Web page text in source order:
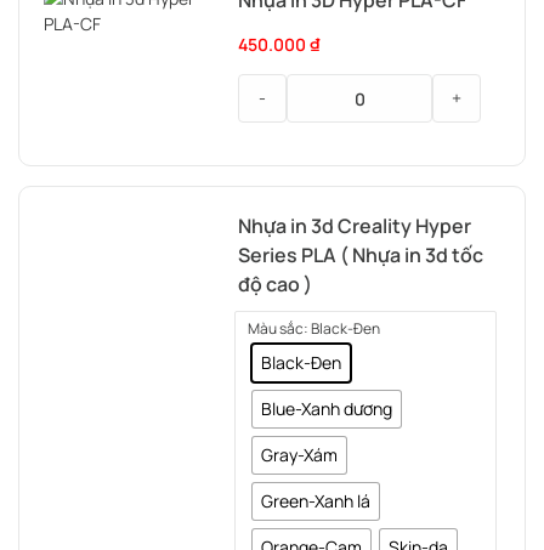
Ultra
PLA
Hyper
PLA-
CF
- +
450.000 ₫
Nhựa in 3d Creality Hyper
Series PLA ( Nhựa in 3d tốc
độ cao )
Màu sắc: Black-Đen
Black-Đen
Blue-Xanh dương
Gray-Xám
Green-Xanh lá